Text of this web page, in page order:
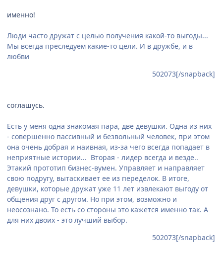
именно!
Люди часто дружат с целью получения какой-то выгоды...
Мы всегда преследуем какие-то цели. И в дружбе, и в
любви
502073[/snapback]
соглашусь.
Есть у меня одна знакомая пара, две девушки. Одна из них
- совершенно пассивный и безвольный человек, при этом
она очень добрая и наивная, из-за чего всегда попадает в
неприятные истории... Вторая - лидер всегда и везде..
Этакий прототип бизнес-вумен. Управляет и направляет
свою подругу, вытаскивает ее из переделок. В итоге,
девушки, которые дружат уже 11 лет извлекают выгоду от
общения друг с другом. Но при этом, возможно и
неосознано. То есть со стороны это кажется именно так. А
для них двоих - это лучший выбор.
502073[/snapback]